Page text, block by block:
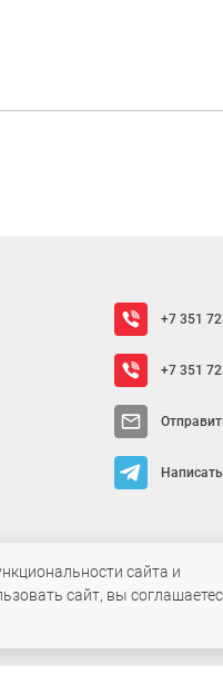
+7 351
+7 351
сайта и
сайт, вы